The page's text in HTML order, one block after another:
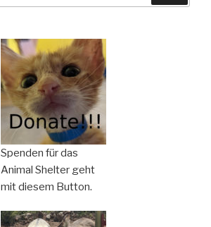
Spenden für das
Animal Shelter geht
mit diesem Button.